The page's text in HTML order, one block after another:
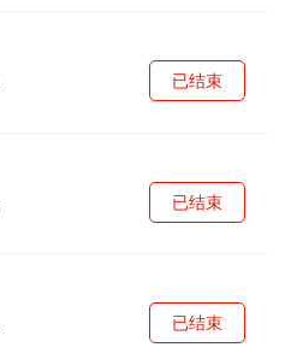
已结束
已结束
已结束